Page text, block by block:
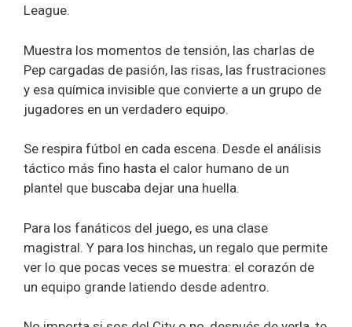
League.
Muestra los momentos de tensión, las charlas de
Pep cargadas de pasión, las risas, las frustraciones
y esa química invisible que convierte a un grupo de
jugadores en un verdadero equipo.
Se respira fútbol en cada escena. Desde el análisis
táctico más fino hasta el calor humano de un
plantel que buscaba dejar una huella.
Para los fanáticos del juego, es una clase
magistral. Y para los hinchas, un regalo que permite
ver lo que pocas veces se muestra: el corazón de
un equipo grande latiendo desde adentro.